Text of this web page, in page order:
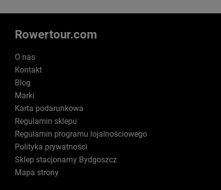
Rowertour.com
O nas
Kontakt
Blog
Marki
Karta podarunkowa
Regulamin sklepu
Regulamin programu lojalnościowego
Polityka prywatności
Sklep stacjonarny Bydgoszcz
Mapa strony